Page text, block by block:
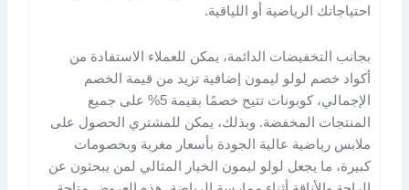
احتياجاتك الرياضية أو اللياقية.
بجانب التخفيضات الدائمة، يمكن للعملاء الاستفادة من
أكواد خصم لولو ليمون إضافية تزيد من قيمة الخصم
الإجمالي، كوبونات تتيح خصمًا بقيمة 5% على جميع
المنتجات المخفضة. وبذلك، يمكن للمشتري الحصول على
ملابس رياضية عالية الجودة بأسعار مغرية وبخصومات
كبيرة، ما يجعل لولو ليمون الخيار المثالي لمن يبحثون عن